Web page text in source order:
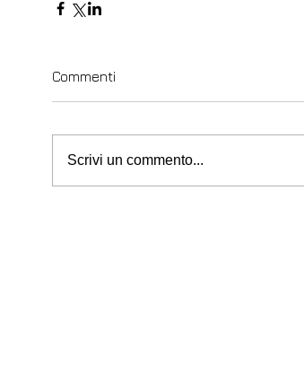
Commenti
Scrivi un commento...